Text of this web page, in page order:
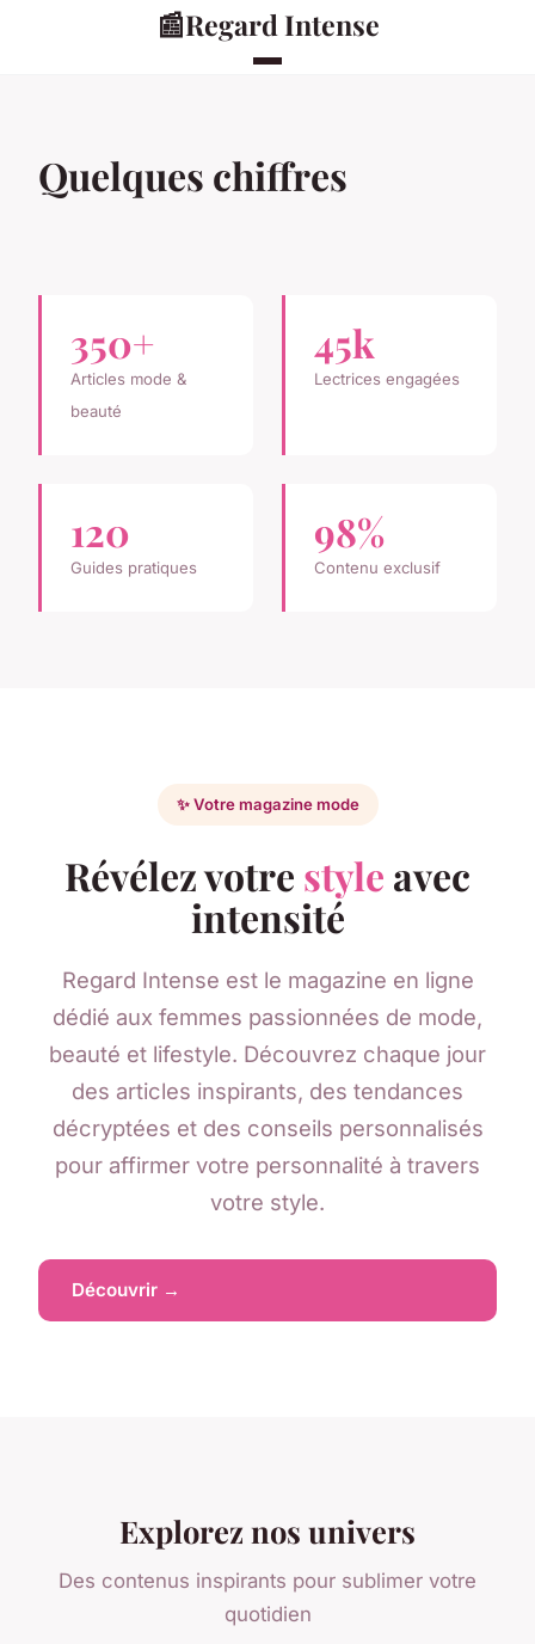
📰Regard Intense
Quelques chiffres
350+
Articles mode &
beauté
45k
Lectrices engagées
120
Guides pratiques
98%
Contenu exclusif
✨ Votre magazine mode
Révélez votre style avec
intensité
Regard Intense est le magazine en ligne
dédié aux femmes passionnées de mode,
beauté et lifestyle. Découvrez chaque jour
des articles inspirants, des tendances
décryptées et des conseils personnalisés
pour affirmer votre personnalité à travers
votre style.
Découvrir →
Explorez nos univers
Des contenus inspirants pour sublimer votre
quotidien